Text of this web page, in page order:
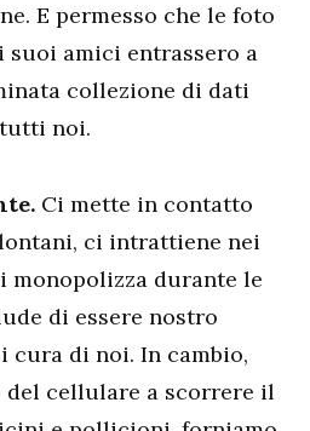
E permesso che le foto
amici entrassero a
collezione di dati
noi.
Ci mette in contatto
ci intrattiene nei
monopolizza durante le
di essere nostro
cura di noi. In cambio,
cellulare a scorrere il